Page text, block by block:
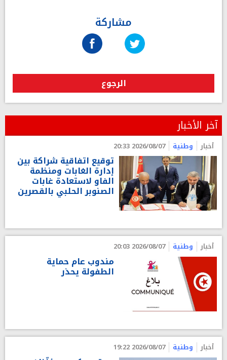
مشاركة
الرجوع
آخر الأخبار
أخبار وطنية 2026/08/07 20:33
توقيع اتفاقية شراكة بين
إدارة الغابات ومنظمة
الفاو لاستعادة غابات
الصنوبر الحلبي بالقصرين
أخبار وطنية 2026/08/07 20:03
مندوب عام حماية
الطفولة يحذر
أخبار وطنية 2026/08/07 19:22